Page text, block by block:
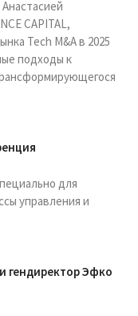
CAPITAL,
Tech M&A в 2025
подходы к
для
управления и
гендиректор Эфко